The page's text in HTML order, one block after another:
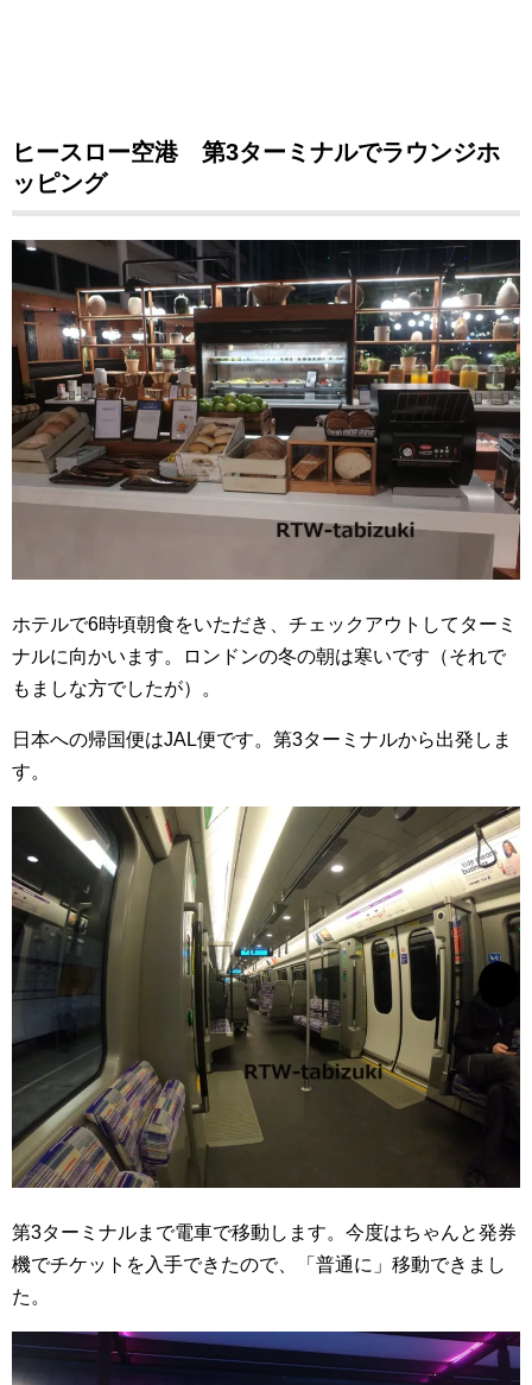
ヒースロー空港 第3ターミナルでラウンジホ
ッピング
ホテルで6時頃朝食をいただき、チェックアウトしてターミ
ナルに向かいます。ロンドンの冬の朝は寒いです（それで
もましな方でしたが）。
日本への帰国便はJAL便です。第3ターミナルから出発しま
す。
第3ターミナルまで電車で移動します。今度はちゃんと発券
機でチケットを入手できたので、「普通に」移動できまし
た。